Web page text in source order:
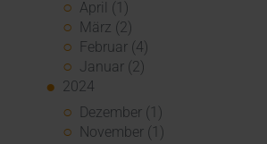
April (1)
März (2)
Februar (4)
Januar (2)
2024
Dezember (1)
November (1)